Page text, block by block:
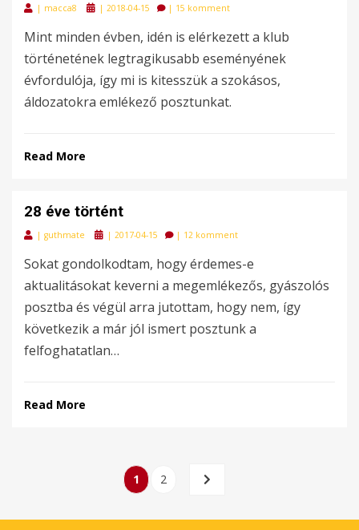
| macca8
Posted
| 2018-04-15 | 15 komment
Mint minden évben, idén is elérkezett a klub
történetének legtragikusabb eseményének
évfordulója, így mi is kitesszük a szokásos,
áldozatokra emlékező posztunkat.
Read More
28 éve történt
| guthmate
Posted
| 2017-04-15 | 12 komment
Sokat gondolkodtam, hogy érdemes-e
aktualitásokat keverni a megemlékezős, gyászolós
posztba és végül arra jutottam, hogy nem, így
következik a már jól ismert posztunk a
felfoghatatlan…
Read More
PAGE
1 PAGE
2
NEXT